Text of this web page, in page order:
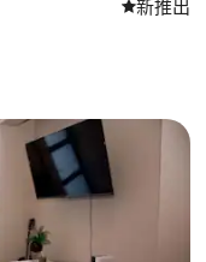
新住處
新推出